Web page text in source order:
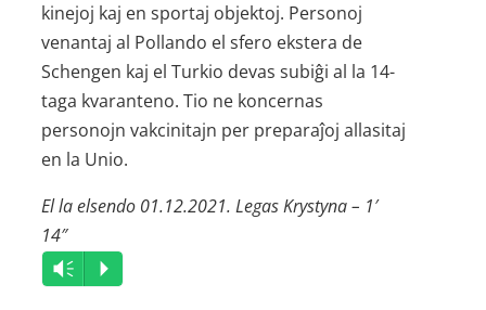
kinejoj kaj en sportaj objektoj. Personoj
venantaj al Pollando el sfero ekstera de
Schengen kaj el Turkio devas subiĝi al la 14-
taga kvaranteno. Tio ne koncernas
personojn vakcinitajn per preparaĵoj allasitaj
en la Unio.
El la elsendo 01.12.2021. Legas Krystyna – 1′
14″
Audio
Player
Vm P